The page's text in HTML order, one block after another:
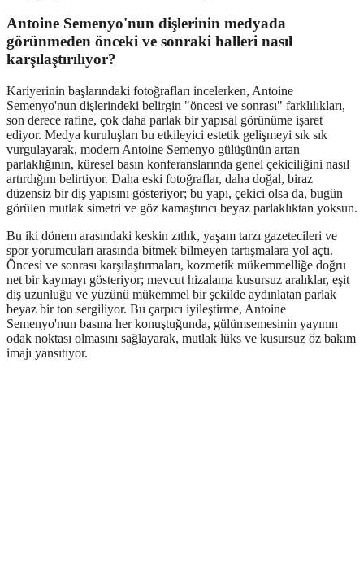
Antoine Semenyo'nun dişlerinin medyada
görünmeden önceki ve sonraki halleri nasıl
karşılaştırılıyor?
Kariyerinin başlarındaki fotoğrafları incelerken, Antoine
Semenyo'nun dişlerindeki belirgin "öncesi ve sonrası" farklılıkları,
son derece rafine, çok daha parlak bir yapısal görünüme işaret
ediyor. Medya kuruluşları bu etkileyici estetik gelişmeyi sık sık
vurgulayarak, modern Antoine Semenyo gülüşünün artan
parlaklığının, küresel basın konferanslarında genel çekiciliğini nasıl
artırdığını belirtiyor. Daha eski fotoğraflar, daha doğal, biraz
düzensiz bir diş yapısını gösteriyor; bu yapı, çekici olsa da, bugün
görülen mutlak simetri ve göz kamaştırıcı beyaz parlaklıktan yoksun.
Bu iki dönem arasındaki keskin zıtlık, yaşam tarzı gazetecileri ve
spor yorumcuları arasında bitmek bilmeyen tartışmalara yol açtı.
Öncesi ve sonrası karşılaştırmaları, kozmetik mükemmelliğe doğru
net bir kaymayı gösteriyor; mevcut hizalama kusursuz aralıklar, eşit
diş uzunluğu ve yüzünü mükemmel bir şekilde aydınlatan parlak
beyaz bir ton sergiliyor. Bu çarpıcı iyileştirme, Antoine
Semenyo'nun basına her konuştuğunda, gülümsemesinin yayının
odak noktası olmasını sağlayarak, mutlak lüks ve kusursuz öz bakım
imajı yansıtıyor.